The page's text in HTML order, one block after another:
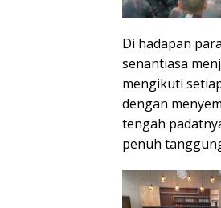
Di hadapan
senantiasa
mengikuti
dengan
tengah
penuh